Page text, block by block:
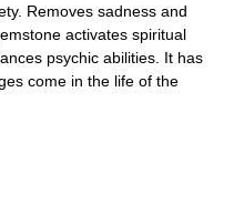
Removes sadness and
activates spiritual
psychic abilities. It has
come in the life of the